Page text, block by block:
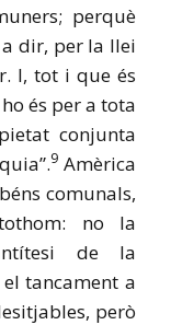
perquè
dir, per la llei
I, tot i que és
és per a tota
conjunta
9Amèrica
comunals,
no la
de la
tancament a
però